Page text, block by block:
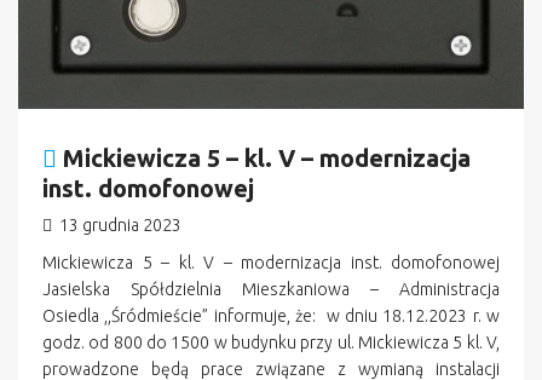
Mickiewicza 5 – kl. V – modernizacja
inst. domofonowej
13 grudnia 2023
Mickiewicza 5 – kl. V – modernizacja inst. domofonowej
Jasielska Spółdzielnia Mieszkaniowa – Administracja
Osiedla ,,Śródmieście” informuje, że: w dniu 18.12.2023 r. w
godz. od 800 do 1500 w budynku przy ul. Mickiewicza 5 kl. V,
prowadzone będą prace związane z wymianą instalacji